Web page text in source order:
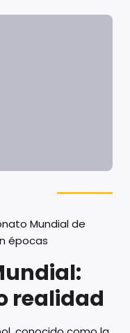
Mundial de
épocas
realidad